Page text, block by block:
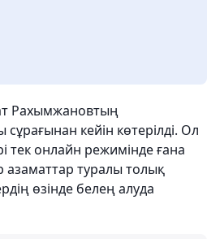
Рахымжановтың
кейін көтерілді. Ол
тек онлайн режимінде ғана
туралы толық
өзінде белең алуда